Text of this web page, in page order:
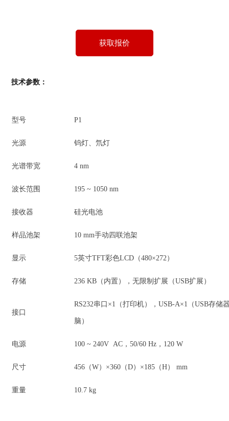
获取报价
技术参数：
型号 P1
光源 钨灯、氘灯
光谱带宽 4 nm
波长范围 195 ~ 1050 nm
接收器 硅光电池
样品池架 10 mm手动四联池架
显示 5英寸TFT彩色LCD（480×272）
存储 236 KB（内置），无限制扩展（USB扩展）
接口
RS232串口×1（打印机），USB-A×1（USB存储
脑）
电源 100 ~ 240V AC，50/60 Hz，120 W
尺寸 456（W）×360（D）×185（H） mm
重量 10.7 kg